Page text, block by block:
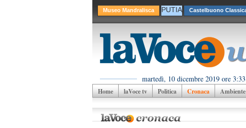
Museo Mandralisca PUTIA Castelbuono
martedì, 10 dicembre 2019 ore 3:33
Home laVoce tv Politica Cronaca Ambiente